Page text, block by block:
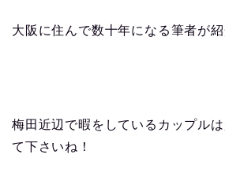
大阪に住んで数十年になる筆者が紹
梅田近辺で暇をしているカップル
て下さいね！